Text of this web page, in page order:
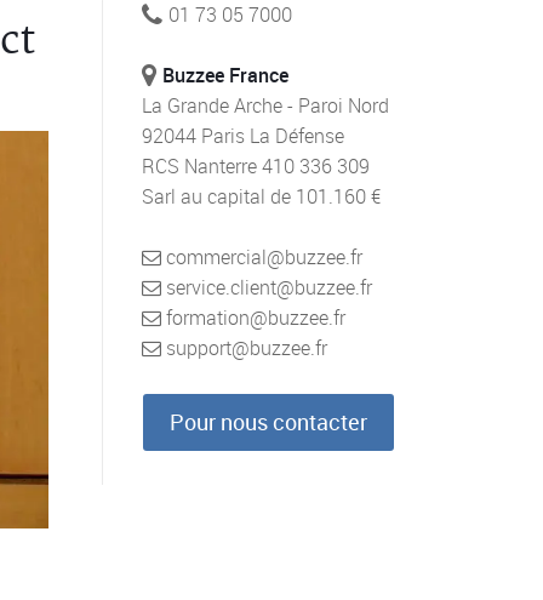
01 73 05 7000
Buzzee France
La Grande Arche - Paroi Nord
92044 Paris La Défense
RCS Nanterre 410 336 309
Sarl au capital de 101.160 €
commercial@buzzee.fr
service.client@buzzee.fr
formation@buzzee.fr
support@buzzee.fr
Pour nous contacter